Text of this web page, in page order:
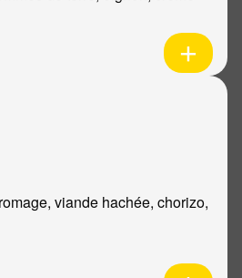
viande hachée, chorizo,